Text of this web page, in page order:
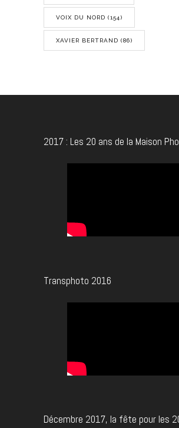
VOIX DU NORD (154)
XAVIER BERTRAND (86)
2017 : Les 20 ans de la Maison
Transphoto 2016
Décembre 2017, la fête pour les